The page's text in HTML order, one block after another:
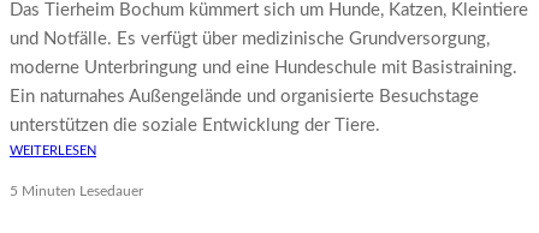
Das Tierheim Bochum kümmert sich um Hunde, Katzen, Kleintiere
und Notfälle. Es verfügt über medizinische Grundversorgung,
moderne Unterbringung und eine Hundeschule mit Basistraining.
Ein naturnahes Außengelände und organisierte Besuchstage
unterstützen die soziale Entwicklung der Tiere.
WEITERLESEN
5 Minuten Lesedauer